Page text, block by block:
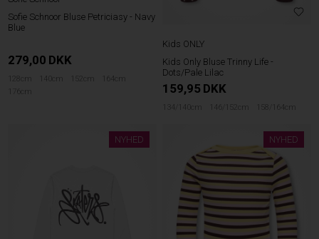
Sofie Schnoor Bluse Petriciasy - Navy
Blue
279,00 DKK
128cm 140cm 152cm
164cm
176cm
Kids ONLY
Kids Only Bluse Trinny Life -
Dots/Pale Lilac
159,95 DKK
134/140cm 146/152cm 158/164cm
NYHED NYHED